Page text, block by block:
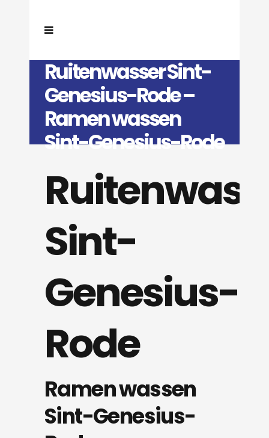
Ruitenwasser Sint-
Genesius-Rode –
Ramen wassen
Sint-Genesius-Rode
Sint-
Genesius-
Rode
Ramen wassen
Sint-Genesius-